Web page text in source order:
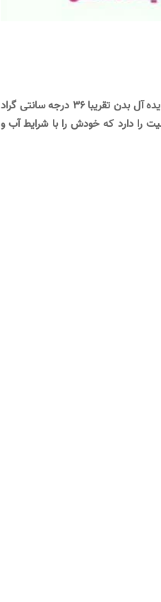
قرار گرفتن در معرض هوای بسیار گرم می تواند موجب پیامدهای منفی برای سلامتی و حتی مرگ شود. دمای ایده آل بدن تقریبا ۳۶ درجه سانتی گراد
می شود. بدن این قابلیت را دارد که خودش را با شرایط آب و